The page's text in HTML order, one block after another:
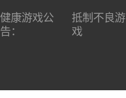
健康游戏公
告：
抵制不良游
戏